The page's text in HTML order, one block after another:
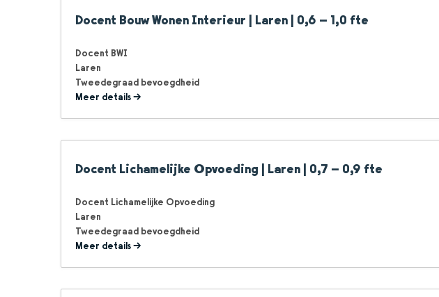
Docent Bouw Wonen Interieur | Laren | 0,6 – 1,0 fte
Docent BWI
Laren
Tweedegraad bevoegdheid
Meer details
Docent Lichamelijke Opvoeding | Laren | 0,7 – 0,9 fte
Docent Lichamelijke Opvoeding
Laren
Tweedegraad bevoegdheid
Meer details